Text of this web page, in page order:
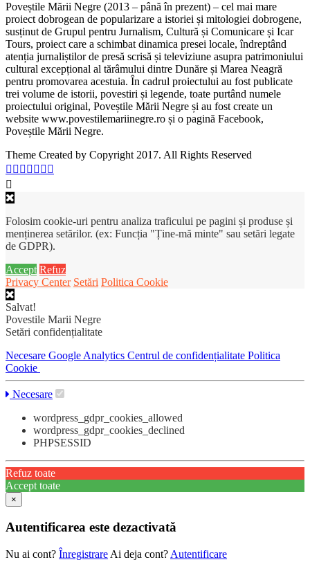
Poveștile Mării Negre (2013 – până în prezent) – cel mai mare
proiect dobrogean de popularizare a istoriei și mitologiei dobrogene,
susținut de Grupul pentru Jurnalism, Cultură și Comunicare și Icar
Tours, proiect care a schimbat dinamica presei locale, îndreptând
atenția jurnaliștilor de presă scrisă și televiziune asupra patrimoniului
cultural excepțional al tărâmului dintre Dunăre și Marea Neagră
pentru promovarea acestuia. În cadrul proiectului au fost publicate
trei volume de istorii, povestiri și legende, toate purtând numele
proiectului original, Poveștile Mării Negre și au fost create un
website www.povestilemariinegre.ro și o pagină Facebook,
Poveștile Mării Negre.
Theme Created by Copyright 2017. All Rights Reserved
Folosim cookie-uri pentru analiza traficului pe pagini și produse și
menținerea setărilor. (ex: Funcția "Ține-mă minte" sau setări legate
de GDPR).
Accept Refuz
Privacy Center Setări Politica Cookie
Salvat!
Povestile Marii Negre
Setări confidențialitate
Necesare Google Analytics Centrul de confidențialitate Politica
Cookie
Necesare
wordpress_gdpr_cookies_allowed
wordpress_gdpr_cookies_declined
PHPSESSID
Refuz toate
Accept toate
×
Autentificarea este dezactivată
Nu ai cont? Înregistrare Ai deja cont? Autentificare